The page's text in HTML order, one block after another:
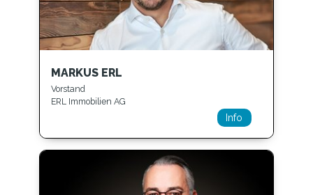
MARKUS ERL
Vorstand
ERL Immobilien AG
Info